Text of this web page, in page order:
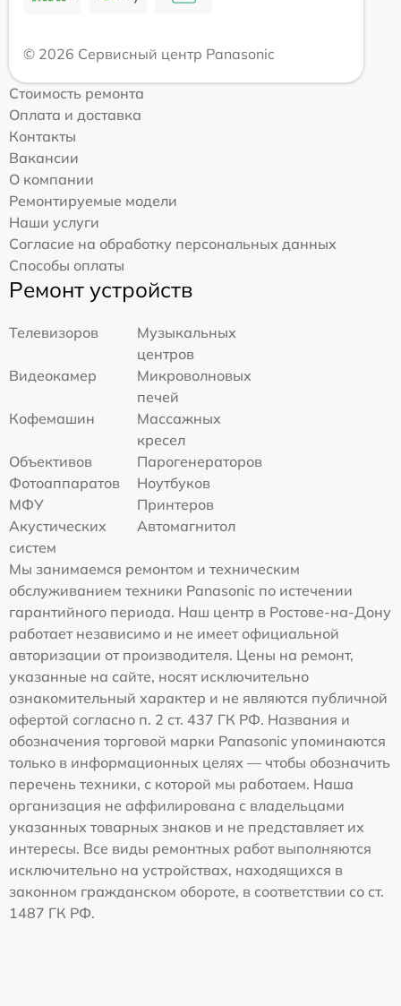
© 2026 Сервисный центр Panasonic
Стоимость ремонта
Оплата и доставка
Контакты
Вакансии
О компании
Ремонтируемые модели
Наши услуги
Согласие на обработку персональных данных
Способы оплаты
Ремонт устройств
Телевизоров
Музыкальных
центров
Видеокамер
Микроволновых
печей
Кофемашин
Массажных
кресел
Объективов
Парогенераторов
Фотоаппаратов
Ноутбуков
МФУ
Принтеров
Акустических
систем
Автомагнитол
Мы занимаемся ремонтом и техническим
обслуживанием техники Panasonic по истечении
гарантийного периода. Наш центр в Ростове-на-Дону
работает независимо и не имеет официальной
авторизации от производителя. Цены на ремонт,
указанные на сайте, носят исключительно
ознакомительный характер и не являются публичной
офертой согласно п. 2 ст. 437 ГК РФ. Названия и
обозначения торговой марки Panasonic упоминаются
только в информационных целях — чтобы обозначить
перечень техники, с которой мы работаем. Наша
организация не аффилирована с владельцами
указанных товарных знаков и не представляет их
интересы. Все виды ремонтных работ выполняются
исключительно на устройствах, находящихся в
законном гражданском обороте, в соответствии со ст.
1487 ГК РФ.